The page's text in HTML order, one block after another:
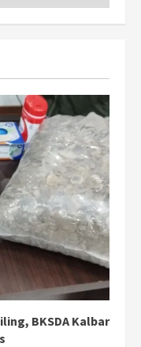
BKSDA Kalbar